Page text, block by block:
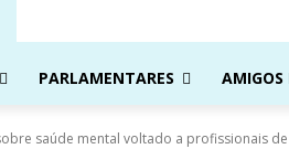
PARLAMENTARES AMIGOS
saúde mental voltado a profissionais de